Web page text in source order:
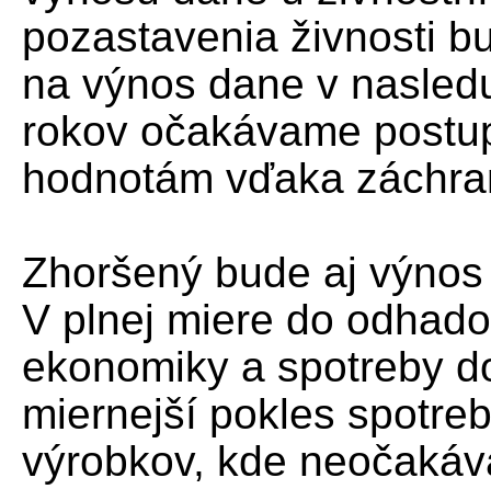
pozastavenia živnosti
na výnos dane v
rokov očakávame
hodnotám vďaka
Zhoršený bude aj
V plnej miere do
ekonomiky a spotreby
miernejší pokles
výrobkov, kde